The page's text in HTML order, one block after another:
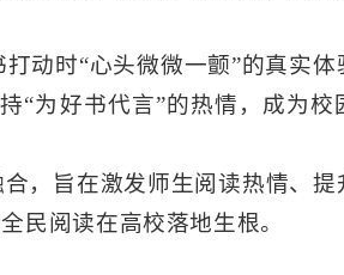
动时“心头微微一颤”的真实体
“为好书代言”的热情，成为校
，旨在激发师生阅读热情、提
民阅读在高校落地生根。